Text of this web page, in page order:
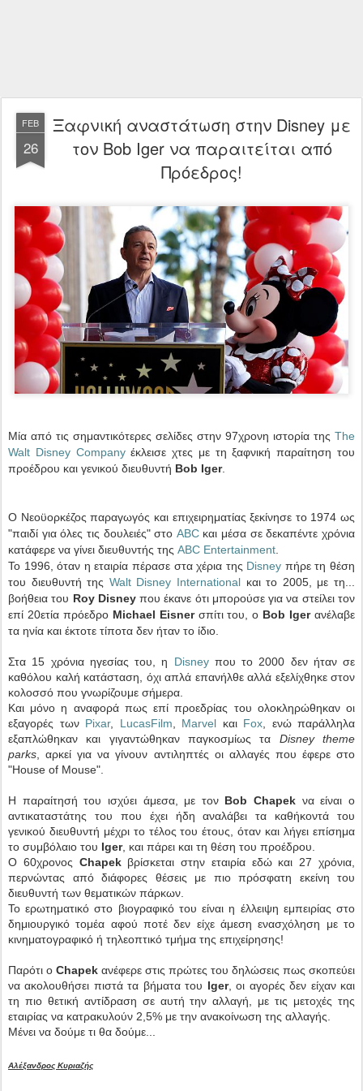
FEB
26
Ξαφνική αναστάτωση στην Disney με
τον Bob Iger να παραιτείται από
Πρόεδρος!
Μία από τις σημαντικότερες σελίδες στην 97χρονη ιστορία της The
Walt Disney Companyέκλεισε χτες με τη ξαφνική παραίτηση του
προέδρου και γενικού διευθυντή Bob Iger.
Ο Νεοϋορκέζος παραγωγός και επιχειρηματίας ξεκίνησε το 1974 ως
"παιδί για όλες τις δουλειές" στο ABC και μέσα σε δεκαπέντε χρόνια
κατάφερε να γίνει διευθυντής της ABC Entertainment.
Το 1996, όταν η εταιρία πέρασε στα χέρια της Disney πήρε τη θέση
του διευθυντή της Walt Disney International και το 2005, με τη...
βοήθεια του Roy Disneyπου έκανε ότι μπορούσε για να στείλει τον
επί 20ετία πρόεδρο Michael Eisner σπίτι του, ο Bob Igerανέλαβε
τα ηνία και έκτοτε τίποτα δεν ήταν το ίδιο.
Στα 15 χρόνια ηγεσίας του, η Disney που το 2000 δεν ήταν σε
καθόλου καλή κατάσταση, όχι απλά επανήλθε αλλά εξελίχθηκε στον
κολοσσό που γνωρίζουμε σήμερα.
Και μόνο η αναφορά πως επί προεδρίας του ολοκληρώθηκαν οι
εξαγορές των Pixar, LucasFilm, Marvel και Fox, ενώ παράλληλα
εξαπλώθηκαν και γιγαντώθηκαν παγκοσμίως τα Disney theme
parks, αρκεί για να γίνουν αντιληπτές οι αλλαγές που έφερε στο
"House of Mouse".
Η παραίτησή του ισχύει άμεσα, με τον Bob Chapek να είναι ο
αντικαταστάτης του που έχει ήδη αναλάβει τα καθήκοντά του
γενικού διευθυντή μέχρι το τέλος του έτους, όταν και λήγει επίσημα
το συμβόλαιο του Iger, και πάρει και τη θέση του προέδρου.
Ο 60χρονος Chapek βρίσκεται στην εταιρία εδώ και 27 χρόνια,
περνώντας από διάφορες θέσεις με πιο πρόσφατη εκείνη του
διευθυντή των θεματικών πάρκων.
Το ερωτηματικό στο βιογραφικό του είναι η έλλειψη εμπειρίας στο
δημιουργικό τομέα αφού ποτέ δεν είχε άμεση ενασχόληση με το
κινηματογραφικό ή τηλεοπτικό τμήμα της επιχείρησης!
Παρότι ο Chapek ανέφερε στις πρώτες του δηλώσεις πως σκοπεύει
να ακολουθήσει πιστά τα βήματα του Iger, οι αγορές δεν είχαν και
τη πιο θετική αντίδραση σε αυτή την αλλαγή, με τις μετοχές της
εταιρίας να κατρακυλούν 2,5% με την ανακοίνωση της αλλαγής.
Μένει να δούμε τι θα δούμε...
Αλέξανδρος Κυριαζής